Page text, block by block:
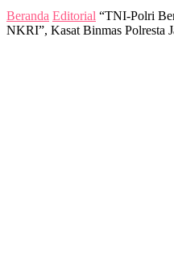
Beranda Editorial “TNI-Polri
NKRI”, Kasat Binmas Polresta